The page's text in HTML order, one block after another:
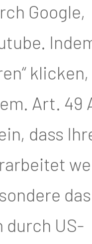
English
in der
mit
Google,
Art. 49
dass
durch US-